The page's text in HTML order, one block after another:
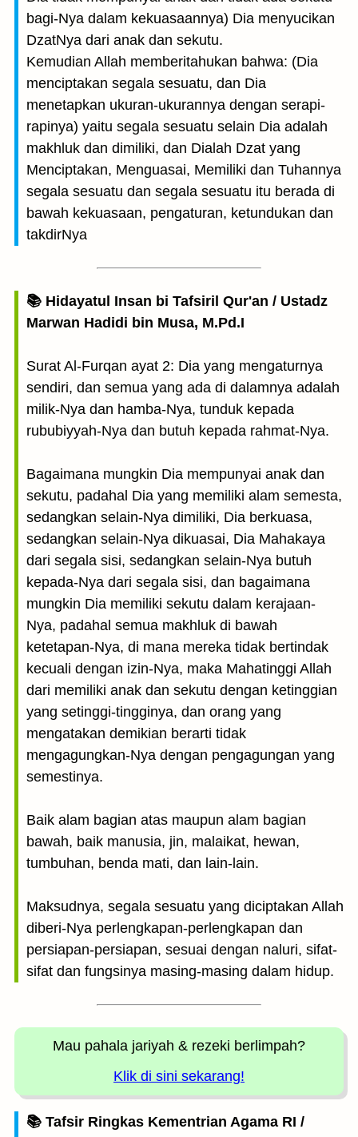
bagi-Nya dalam kekuasaan­nya) Dia menyucikan
DzatNya dari anak dan sekutu.
Kemudian Allah memberitahukan bahwa: (Dia
menciptakan segala sesuatu, dan Dia
menetapkan ukuran-ukurannya dengan serapi-
rapinya) yaitu segala sesuatu selain Dia adalah
makhluk dan dimiliki, dan Dialah Dzat yang
Menciptakan, Menguasai, Memiliki dan Tuhannya
segala sesuatu dan segala sesuatu itu berada di
bawah kekuasaan, pengaturan, ketundukan dan
takdirNya
📚 Hidayatul Insan bi Tafsiril Qur'an / Ustadz
Marwan Hadidi bin Musa, M.Pd.I
Surat Al-Furqan ayat 2: Dia yang mengaturnya
sendiri, dan semua yang ada di dalamnya adalah
milik-Nya dan hamba-Nya, tunduk kepada
rububiyyah-Nya dan butuh kepada rahmat-Nya.
Bagaimana mungkin Dia mempunyai anak dan
sekutu, padahal Dia yang memiliki alam semesta,
sedangkan selain-Nya dimiliki, Dia berkuasa,
sedangkan selain-Nya dikuasai, Dia Mahakaya
dari segala sisi, sedangkan selain-Nya butuh
kepada-Nya dari segala sisi, dan bagaimana
mungkin Dia memiliki sekutu dalam kerajaan-
Nya, padahal semua makhluk di bawah
ketetapan-Nya, di mana mereka tidak bertindak
kecuali dengan izin-Nya, maka Mahatinggi Allah
dari memiliki anak dan sekutu dengan ketinggian
yang setinggi-tingginya, dan orang yang
mengatakan demikian berarti tidak
mengagungkan-Nya dengan pengagungan yang
semestinya.
Baik alam bagian atas maupun alam bagian
bawah, baik manusia, jin, malaikat, hewan,
tumbuhan, benda mati, dan lain-lain.
Maksudnya, segala sesuatu yang diciptakan Allah
diberi-Nya perlengkapan-perlengkapan dan
persiapan-persiapan, sesuai dengan naluri, sifat-
sifat dan fungsinya masing-masing dalam hidup.
Mau pahala jariyah & rezeki berlimpah?
Klik di sini sekarang!
📚 Tafsir Ringkas Kementrian Agama RI /